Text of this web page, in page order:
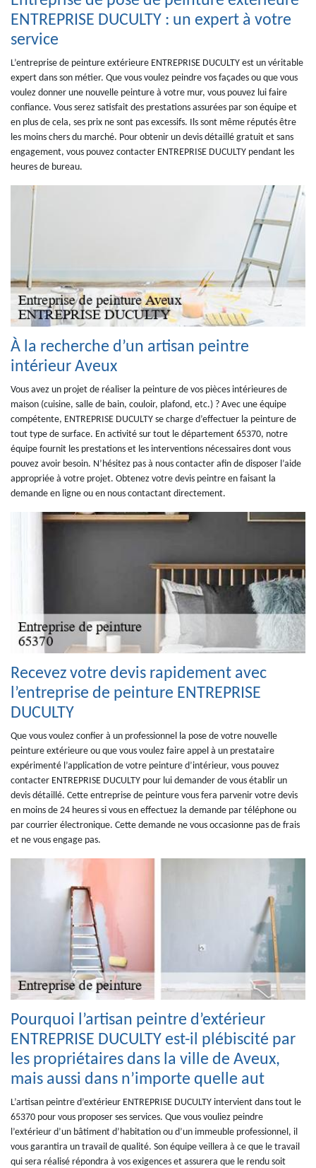
ENTREPRISE DUCULTY : un expert à votre
service
L’entreprise de peinture extérieure ENTREPRISE DUCULTY est un véritable
expert dans son métier. Que vous voulez peindre vos façades ou que vous
voulez donner une nouvelle peinture à votre mur, vous pouvez lui faire
confiance. Vous serez satisfait des prestations assurées par son équipe et
en plus de cela, ses prix ne sont pas excessifs. Ils sont même réputés être
les moins chers du marché. Pour obtenir un devis détaillé gratuit et sans
engagement, vous pouvez contacter ENTREPRISE DUCULTY pendant les
heures de bureau.
À la recherche d’un artisan peintre
intérieur Aveux
Vous avez un projet de réaliser la peinture de vos pièces intérieures de
maison (cuisine, salle de bain, couloir, plafond, etc.) ? Avec une équipe
compétente, ENTREPRISE DUCULTY se charge d’effectuer la peinture de
tout type de surface. En activité sur tout le département 65370, notre
équipe fournit les prestations et les interventions nécessaires dont vous
pouvez avoir besoin. N’hésitez pas à nous contacter afin de disposer l’aide
appropriée à votre projet. Obtenez votre devis peintre en faisant la
demande en ligne ou en nous contactant directement.
Recevez votre devis rapidement avec
l’entreprise de peinture ENTREPRISE
DUCULTY
Que vous voulez confier à un professionnel la pose de votre nouvelle
peinture extérieure ou que vous voulez faire appel à un prestataire
expérimenté l’application de votre peinture d’intérieur, vous pouvez
contacter ENTREPRISE DUCULTY pour lui demander de vous établir un
devis détaillé. Cette entreprise de peinture vous fera parvenir votre devis
en moins de 24 heures si vous en effectuez la demande par téléphone ou
par courrier électronique. Cette demande ne vous occasionne pas de frais
et ne vous engage pas.
Pourquoi l’artisan peintre d’extérieur
ENTREPRISE DUCULTY est-il plébiscité par
les propriétaires dans la ville de Aveux,
mais aussi dans n’importe quelle aut
L’artisan peintre d’extérieur ENTREPRISE DUCULTY intervient dans tout le
65370 pour vous proposer ses services. Que vous vouliez peindre
l’extérieur d’un bâtiment d’habitation ou d’un immeuble professionnel, il
vous garantira un travail de qualité. Son équipe veillera à ce que le travail
qui sera réalisé répondra à vos exigences et assurera que le rendu soit